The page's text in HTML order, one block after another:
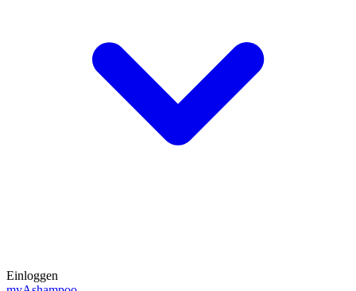
Einloggen